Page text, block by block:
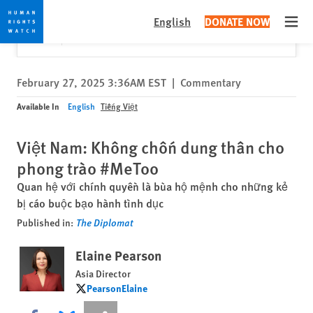
Skip
to
cookie
privacy
notice
Skip
to
main
content
English DONATE NOW
Would you like to read this page in English?
Yes
✕
February 27, 2025 3:36AM EST | Commentary
Available In English Tiếng Việt
Việt Nam: Không chốn dung thân cho
phong trào #MeToo
Quan hệ với chính quyền là bùa hộ mệnh cho những kẻ
bị cáo buộc bạo hành tình dục
Published in: The Diplomat
Elaine Pearson
Asia Director
PearsonElaine
PearsonElaine